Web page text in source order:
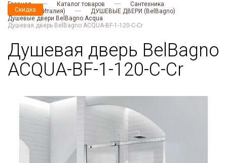
Главная Каталог товаров
Сантехника
BELBAGNO (Италия)
ДУШЕВЫЕ ДВЕРИ (BelBagno)
Душевые двери BelBagno Acqua
Душевая дверь BelBagno ACQUA-BF-1-120-C-Cr
Душевая дверь BelBagno
ACQUA-BF-1-120-C-Cr
Скидка